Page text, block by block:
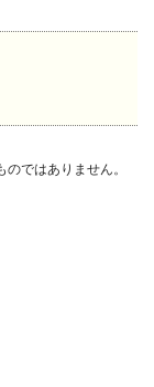
ではありません。